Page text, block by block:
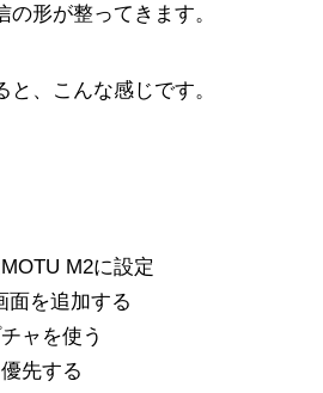
形が整ってきます。
、こんな感じです。
M2に設定
面を追加する
ャを使う
先する